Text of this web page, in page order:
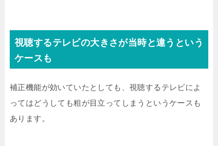
視聴するテレビの大きさが当時と違うという
ケースも
補正機能が効いていたとしても、視聴するテレビによ
ってはどうしても粗が目立ってしまうというケースも
あります。